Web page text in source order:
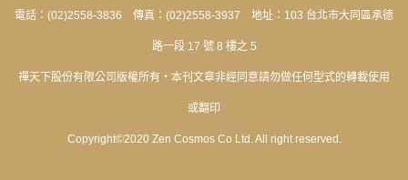
電話：(02)2558-3836 傳真：(02)2558-3937 地址：103 台北市大同區承德
路一段 17 號 8 樓之 5
禪天下股份有限公司版權所有‧本刊文章非經同意請勿做任何型式的轉載使用
或翻印
Copyright©2020 Zen Cosmos Co Ltd. All right reserved.